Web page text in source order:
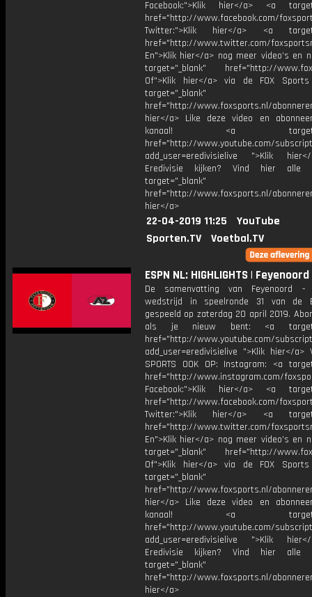
Facebook:">Klik hier</a> <a
href="http://www.facebook.com/
Twitter:">Klik hier</a> <a
href="http://www.twitter.com/
En">Klik hier</a> nog meer video’s en
target="_blank" href="http://
Of">Klik hier</a> via de FOX
target="_blank"
href="http://www.foxsports.nl/
hier</a> Like deze video en
kanaal! <a
href="http://www.youtube.com/
add_user=eredivisielive ">Klik
Eredivisie kijken? Vind hier alle
target="_blank"
href="http://www.foxsports.nl/
hier</a>
22-04-2019 11:25
YouTube
Sporten.TV
Voetbal.TV
ESPN NL: HIGHLIGHTS |
De samenvatting van Feyenoord
wedstrijd in speelronde 31 van de
gespeeld op zaterdag 20 april 2019.
als je nieuw bent: <a
href="http://www.youtube.com/
add_user=eredivisielive ">Klik hier</a>
SPORTS OOK OP: Instagram: <a
href="http://www.instagram.com/
Facebook:">Klik hier</a> <a
href="http://www.facebook.com/
Twitter:">Klik hier</a> <a
href="http://www.twitter.com/
En">Klik hier</a> nog meer video’s en
target="_blank" href="http://
Of">Klik hier</a> via de FOX
target="_blank"
href="http://www.foxsports.nl/
hier</a> Like deze video en
kanaal! <a
href="http://www.youtube.com/
add_user=eredivisielive ">Klik
Eredivisie kijken? Vind hier alle
target="_blank"
href="http://www.foxsports.nl/
hier</a>